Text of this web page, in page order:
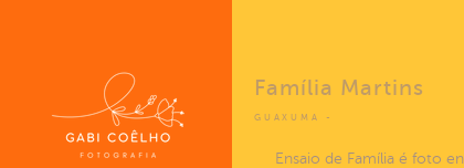
GUAXUMA
Família Martins
Ensaio de Família é foto